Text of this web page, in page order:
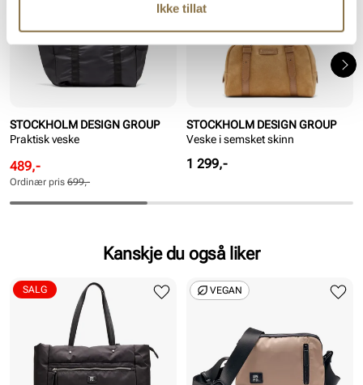
Ikke tillat
STOCKHOLM DESIGN GROUP
Praktisk veske
Rabattert
pris
Pris
489,-
Ordinær
pris
Pris
Ordinær pris 699,-
STOCKHOLM DESIGN GROUP
Veske i semsket skinn
Pris
1 299,-
Kanskje du også liker
SALG VEGAN